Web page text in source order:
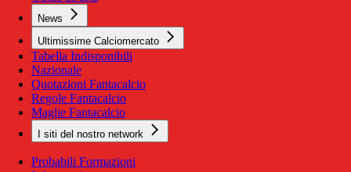
News
Ultimissime Calciomercato
Tabella Indisponibili
Nazionale
Quotazioni Fantacalcio
Regole Fantacalcio
Maglie Fantacalcio
I siti del nostro network
Probabili Formazioni